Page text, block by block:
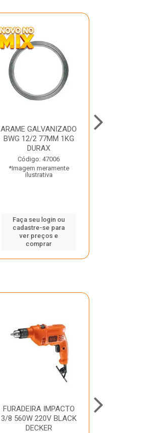
ARAME GALVANIZADO
BWG 12/2 77MM 1KG
DURAX
Código: 47006
*Imagem meramente
ilustrativa
Faça seu login ou
cadastre-se para
ver preços e
comprar
FURADEIRA IMPACTO
3/8 560W 220V BLACK
DECKER